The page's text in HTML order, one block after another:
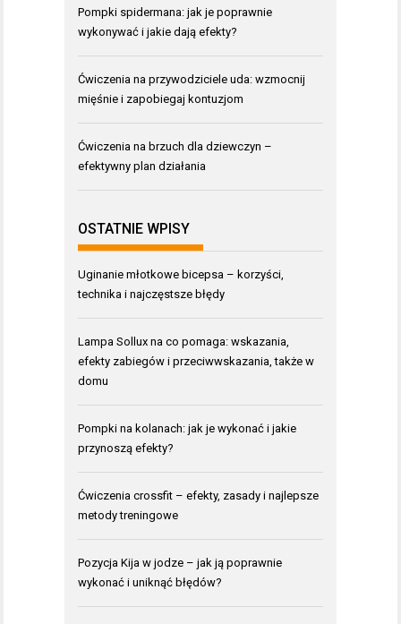
Pompki spidermana: jak je poprawnie
wykonywać i jakie dają efekty?
Ćwiczenia na przywodziciele uda: wzmocnij
mięśnie i zapobiegaj kontuzjom
Ćwiczenia na brzuch dla dziewczyn –
efektywny plan działania
OSTATNIE WPISY
Uginanie młotkowe bicepsa – korzyści,
technika i najczęstsze błędy
Lampa Sollux na co pomaga: wskazania,
efekty zabiegów i przeciwwskazania, także w
domu
Pompki na kolanach: jak je wykonać i jakie
przynoszą efekty?
Ćwiczenia crossfit – efekty, zasady i najlepsze
metody treningowe
Pozycja Kija w jodze – jak ją poprawnie
wykonać i uniknąć błędów?